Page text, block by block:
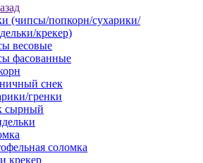
(чипсы/попкорн/сухарики/
крекер)
весовые
фасованные
снек
гренки
сырный
соломка
крекер